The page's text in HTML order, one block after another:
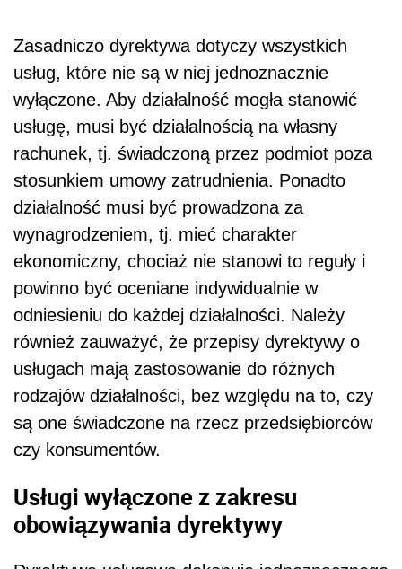
Zasadniczo dyrektywa dotyczy wszystkich
usług, które nie są w niej jednoznacznie
wyłączone. Aby działalność mogła stanowić
usługę, musi być działalnością na własny
rachunek, tj. świadczoną przez podmiot poza
stosunkiem umowy zatrudnienia. Ponadto
działalność musi być prowadzona za
wynagrodzeniem, tj. mieć charakter
ekonomiczny, chociaż nie stanowi to reguły i
powinno być oceniane indywidualnie w
odniesieniu do każdej działalności. Należy
również zauważyć, że przepisy dyrektywy o
usługach mają zastosowanie do różnych
rodzajów działalności, bez względu na to, czy
są one świadczone na rzecz przedsiębiorców
czy konsumentów.
Usługi wyłączone z zakresu
obowiązywania dyrektywy